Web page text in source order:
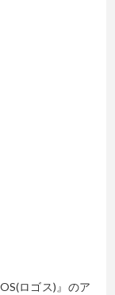
ロゴス)』のア